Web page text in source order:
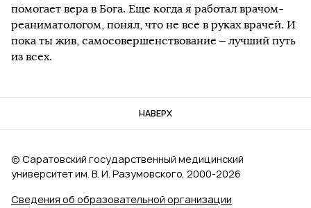
помогает вера в Бога. Еще когда я работал врачом-
реаниматологом, понял, что не все в руках врачей. И
пока ты жив, самосовершенствование – лучший путь
из всех.
НАВЕРХ
Сведения об образовательной организации
© Саратовский государственный медицинский
университет им. В. И. Разумовского, 2000‑2026